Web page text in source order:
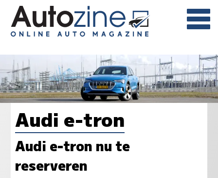
Audi e-tron
Audi e-tron nu te
reserveren